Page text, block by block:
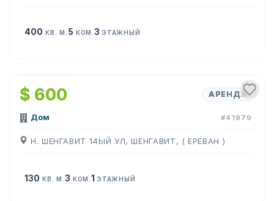
400 КВ. М. 5 КОМ.3ЭТАЖНЫЙ
$ 600 АРЕНДА
Дом #41979
Н. ШЕНГАВИТ 14ЫЙ УЛ, ШЕНГАВИТ, ( ЕРЕВАН )
130 КВ. М. 3 КОМ.1ЭТАЖНЫЙ